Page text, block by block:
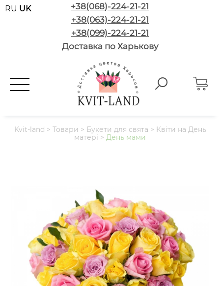
RU UK
+38(068)-224-21-21
+38(063)-224-21-21
+38(099)-224-21-21
Доставка по Харькову
Kvit-land > Товари > Букети для свята > Квіти на День
матері > День мами